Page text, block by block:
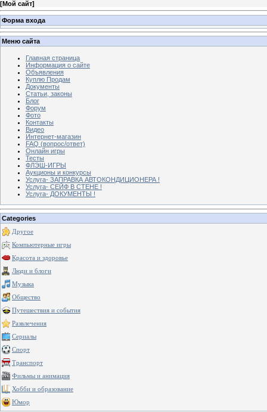
[Мой сайт]
Форма входа
Меню сайта
Главная страница
Информация о сайте
Объявления
Куплю Продам
Документы
Статьи, законы
Блог
Форум
Фото
Контакты
Видео
Интернет-магазин
FAQ (вопрос/ответ)
Онлайн игры
Тесты
ФЛЭШ-ИГРЫ
Аукционы и конкурсы
Услуга- ЗАПРАВКА АВТОКОНДИЦИОНЕРА !
Услуга- СЕЙФ В СТЕНЕ !
Услуга- ДОКУМЕНТЫ !
Categories
Другое
Компьютерные игры
Красота и здоровье
Люди и блоги
Музыка
Общество
Путешествия и события
Развлечения
Сериалы
Спорт
Транспорт
Фильмы и анимация
Хобби и образование
Юмор